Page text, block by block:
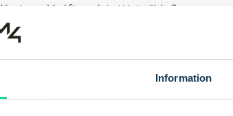
Information
lösningar. Vad finns det att inte älska?
Genom att frigöra IoT:s fulla potential öppnar
Den här IoT-guiden till iSIM innehåller det du
verkliga användningsfall i olika branscher och